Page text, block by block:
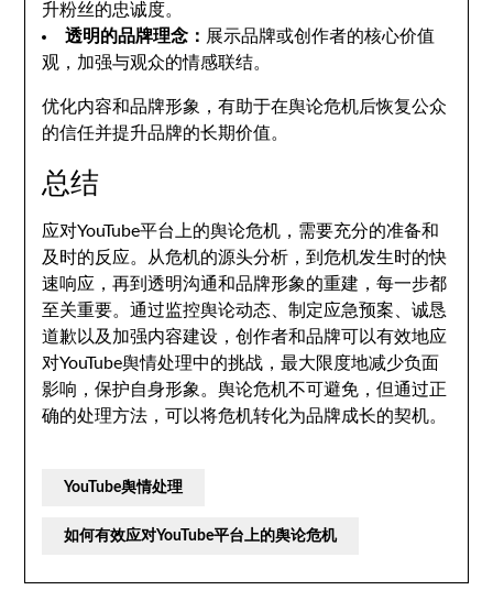
升粉丝的忠诚度。
透明的品牌理念： 展示品牌或创作者的核心价值
观，加强与观众的情感联结。
优化内容和品牌形象，有助于在舆论危机后恢复公众
的信任并提升品牌的长期价值。
总结
应对YouTube平台上的舆论危机，需要充分的准备和
及时的反应。从危机的源头分析，到危机发生时的快
速响应，再到透明沟通和品牌形象的重建，每一步都
至关重要。通过监控舆论动态、制定应急预案、诚恳
道歉以及加强内容建设，创作者和品牌可以有效地应
对YouTube舆情处理中的挑战，最大限度地减少负面
影响，保护自身形象。舆论危机不可避免，但通过正
确的处理方法，可以将危机转化为品牌成长的契机。
YouTube舆情处理
如何有效应对YouTube平台上的舆论危机